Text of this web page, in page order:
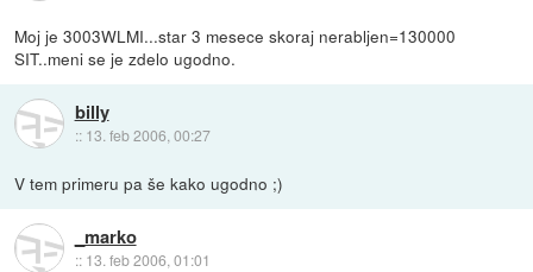
Moj je 3003WLMI...star 3 mesece skoraj nerabljen=130000
SIT..meni se je zdelo ugodno.
billy
:: 13. feb 2006, 00:27
V tem primeru pa še kako ugodno ;)
_marko
:: 13. feb 2006, 01:01